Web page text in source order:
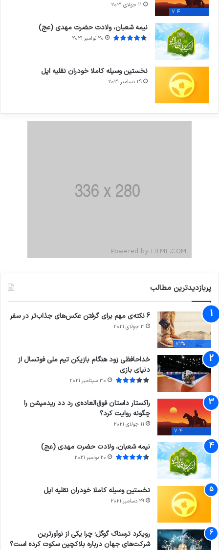
7.4
11 جولای 2021
نیمه شعبان، ولادت حضرت مهدی (عج)
20 نوامبر 2021
نخستین وسیله کاملا خودران نقلیه اپل
29 دسامبر 2021
پربازدیدترین مطالب
71%
6 نکته‌ی مهم برای گرفتن عکس‌های جذاب‌تر در سفر
3 جولای 2021
خداحافظی زود هنگام بازیکن تیم ملی فوتسال از
دنیای بازی
30 سپتامبر 2021
7.4
راکستار داستان فوق‌العاده‌ی رد دد ریدمپشن را
چگونه روایت کرد؟
11 جولای 2021
نیمه شعبان، ولادت حضرت مهدی (عج)
20 نوامبر 2021
نخستین وسیله کاملا خودران نقلیه اپل
29 دسامبر 2021
رویکرد ترسناک گوگل؛ چرا یکی از نوآورترین
شرکت‌های جهان درباره بلاکچین سکوت کرده است؟